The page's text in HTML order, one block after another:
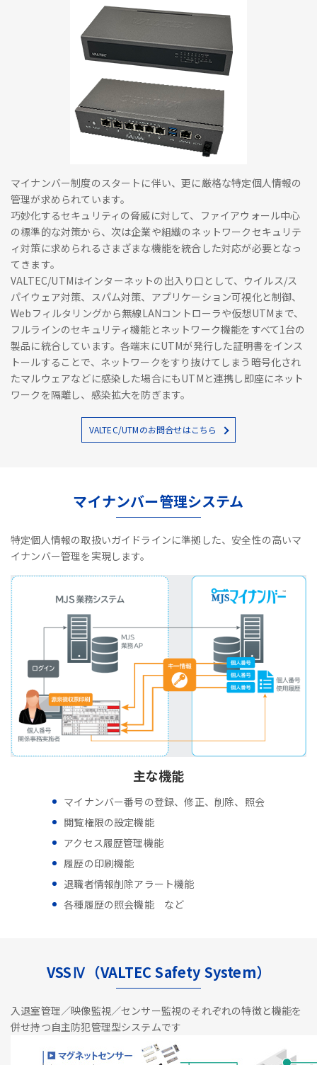
マイナンバー制度のスタートに伴い、更に厳格な特定個人情報の
管理が求められています。
巧妙化するセキュリティの脅威に対して、ファイアウォール中心
の標準的な対策から、次は企業や組織のネットワークセキュリテ
ィ対策に求められるさまざまな機能を統合した対応が必要となっ
てきます。
VALTEC/UTMはインターネットの出入り口として、ウイルス/ス
パイウェア対策、スパム対策、アプリケーション可視化と制御、
Webフィルタリングから無線LANコントローラや仮想UTMまで、
フルラインのセキュリティ機能とネットワーク機能をすべて1台の
製品に統合しています。各端末にUTMが発行した証明書をインス
トールすることで、ネットワークをすり抜けてしまう暗号化され
たマルウェアなどに感染した場合にもUTMと連携し即座にネット
ワークを隔離し、感染拡大を防ぎます。
VALTEC/UTMのお問合せはこちら
マイナンバー管理システム
特定個人情報の取扱いガイドラインに準拠した、安全性の高いマ
イナンバー管理を実現します。
主な機能
マイナンバー番号の登録、修正、削除、照会
閲覧権限の設定機能
アクセス履歴管理機能
履歴の印刷機能
退職者情報削除アラート機能
各種履歴の照会機能 など
VSSⅣ（VALTEC Safety System）
入退室管理／映像監視／センサー監視のそれぞれの特徴と機能を
併せ持つ自主防犯管理型システムです